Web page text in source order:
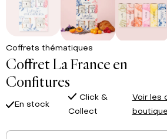
Coffrets thématiques
Coffret La France en
Confitures
En stock
Click &
Collect
Voir les
boutique